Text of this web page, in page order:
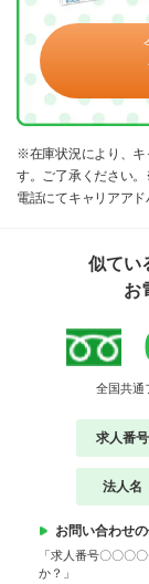
※在庫状況により、キ
す。ご了承ください
電話にてキャリアア
似てい
お
全国共通
求人番号
法人名
お問い合わせの
「求人番号〇〇〇
か？」